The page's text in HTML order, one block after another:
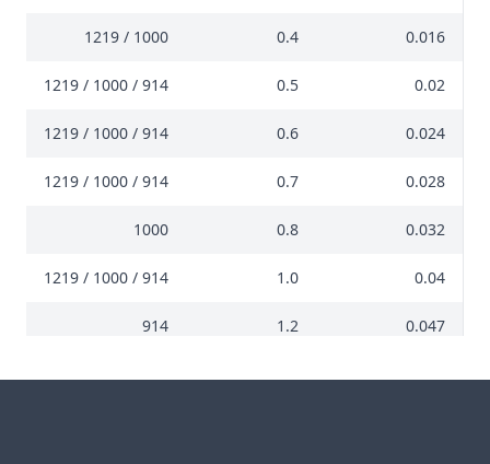
0.016
0.4
1000 / 1219
0.02
0.5
914 / 1000 / 1219
0.024
0.6
914 / 1000 / 1219
0.028
0.7
914 / 1000 / 1219
0.032
0.8
1000
0.04
1.0
914 / 1000 / 1219
0.047
1.2
914